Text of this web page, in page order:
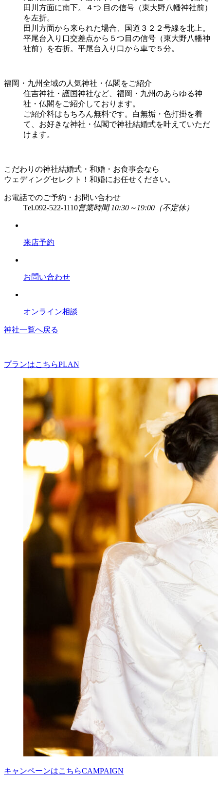
田川方面に南下。４つ 目の信号（東大野八幡神社前）
を左折。
田川方面から来られた場合、国道３２２号線を北上。
平尾台入り口交差点から５つ目の信号（東大野八幡神
社前）を右折。平尾台入り口から車で５分。
福岡・九州全域の人気神社・仏閣をご紹介
住吉神社・護国神社など、福岡・九州のあらゆる神
社・仏閣をご紹介しております。
ご紹介料はもちろん無料です。白無垢・色打掛を着
て、お好きな神社・仏閣で神社結婚式を叶えていただ
けます。
こだわりの神社結婚式・和婚・お食事会なら
ウェディングセレクト！和婚にお任せください。
お電話でのご予約・お問い合わせ
Tel.092-522-1110営業時間 10:30～19:00（不定休）
来店予約
お問い合わせ
オンライン相談
神社一覧へ戻る
プランはこちらPLAN
キャンペーンはこちらCAMPAIGN